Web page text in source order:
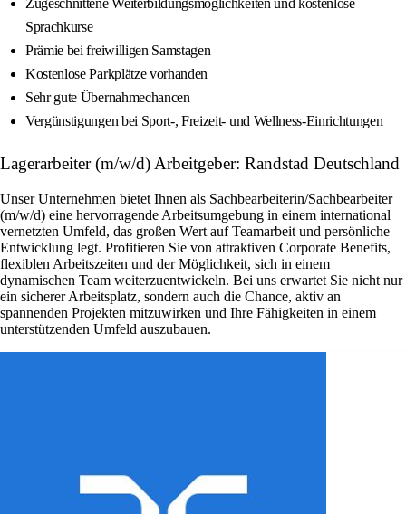
Zugeschnittene Weiterbildungsmöglichkeiten und kostenlose
Sprachkurse
Prämie bei freiwilligen Samstagen
Kostenlose Parkplätze vorhanden
Sehr gute Übernahmechancen
Vergünstigungen bei Sport-, Freizeit- und Wellness-Einrichtungen
Lagerarbeiter (m/w/d) Arbeitgeber: Randstad Deutschland
Unser Unternehmen bietet Ihnen als Sachbearbeiterin/Sachbearbeiter
(m/w/d) eine hervorragende Arbeitsumgebung in einem international
vernetzten Umfeld, das großen Wert auf Teamarbeit und persönliche
Entwicklung legt. Profitieren Sie von attraktiven Corporate Benefits,
flexiblen Arbeitszeiten und der Möglichkeit, sich in einem
dynamischen Team weiterzuentwickeln. Bei uns erwartet Sie nicht nur
ein sicherer Arbeitsplatz, sondern auch die Chance, aktiv an
spannenden Projekten mitzuwirken und Ihre Fähigkeiten in einem
unterstützenden Umfeld auszubauen.